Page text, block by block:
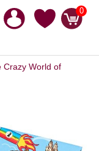
0
Crazy World of